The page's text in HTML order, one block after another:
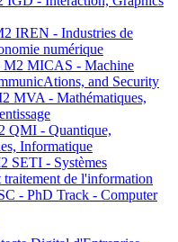
IREN - Industries de
numérique
MICAS - Machine
and Security
MVA - Mathématiques,
QMI - Quantique,
Informatique
SETI - Systèmes
traitement de l'information
- PhD Track - Computer